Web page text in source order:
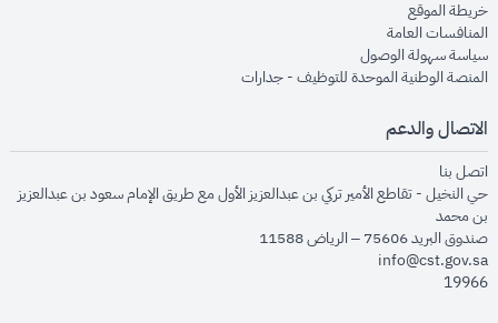
خريطة الموقعopens in new window
المنافسات العامةopens in new window
سياسة سهولة الوصولopens in new window
المنصة الوطنية الموحدة للتوظيف - جداراتopens in new window
الاتصال والدعم
اتصل بنا
حي النخيل - تقاطع الأمير تركي بن عبدالعزيز الأول مع طريق الإمام سعود بن عبدالعزيز
بن محمد
صندوق البريد 75606 – الرياض 11588
info@cst.gov.sa
19966